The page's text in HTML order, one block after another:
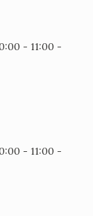
- 11:00 -
- 11:00 -